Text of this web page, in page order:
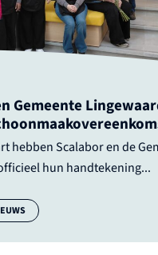
Gemeente
hebben Scalabor en de
hun handtekening...